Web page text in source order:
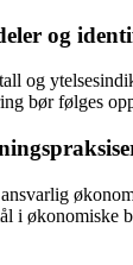
og
og
bør følges